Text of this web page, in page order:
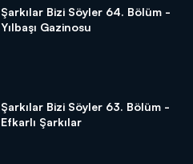
Şarkılar Bizi Söyler 64. Bölüm -
Yılbaşı Gazinosu
Şarkılar Bizi Söyler 63. Bölüm -
Efkarlı Şarkılar